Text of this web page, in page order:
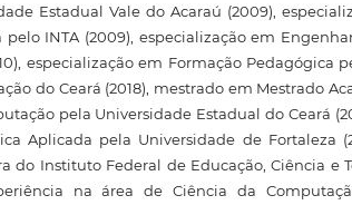
Estadual Vale do Acaraú (2009),
pelo INTA (2009), especialização em
especialização em Formação Pedagógica
do Ceará (2018), mestrado em Mestrado
pela Universidade Estadual do Ceará
Aplicada pela Universidade de Fortaleza
do Instituto Federal de Educação, Ciência e
na área de Ciência da